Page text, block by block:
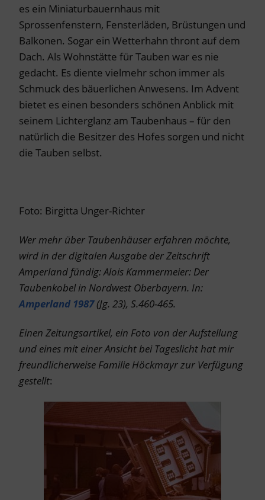
es ein Miniaturbauernhaus mit
Sprossenfenstern, Fensterläden, Brüstungen und
Balkonen. Sogar ein Wetterhahn thront auf dem
Dach. Als Wohnstätte für Tauben war es nie
gedacht. Es diente vielmehr schon immer als
Schmuck des bäuerlichen Anwesens. Im Advent
bietet es einen besonders schönen Anblick mit
seinem Lichterglanz am Taubenhaus – für den
natürlich die Besitzer des Hofes sorgen und nicht
die Tauben selbst.
Foto: Birgitta Unger-Richter
Wer mehr über Taubenhäuser erfahren möchte,
wird in der digitalen Ausgabe der Zeitschrift
Amperland fündig: Alois Kammermeier: Der
Taubenkobel in Nordwest Oberbayern. In:
Amperland 1987(Jg. 23), S.460-465.
Einen Zeitungsartikel, ein Foto von der Aufstellung
und eines mit einer Ansicht bei Tageslicht hat mir
freundlicherweise Familie Höckmayr zur Verfügung
gestellt: